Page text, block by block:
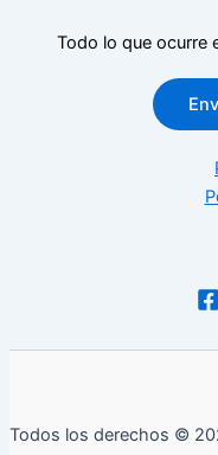
Todo lo que ocurre
Todos los derechos ©